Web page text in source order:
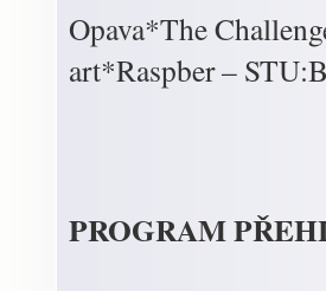
Opava*The
art*Raspber –
PROGRAM